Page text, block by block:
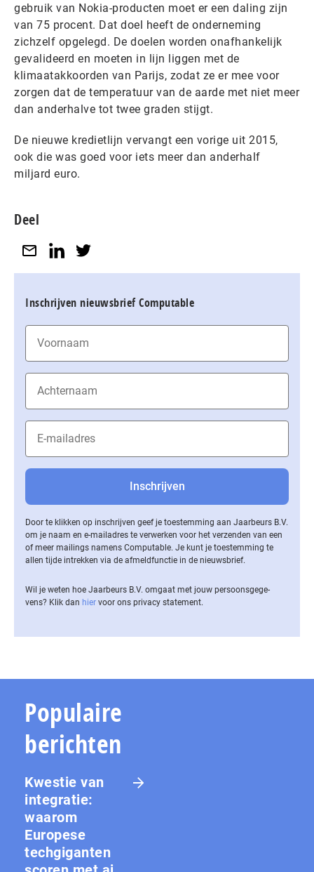
gebruik van Nokia-producten moet er een daling zijn
van 75 procent. Dat doel heeft de onderneming
zichzelf opgelegd. De doelen worden onafhankelijk
gevalideerd en moeten in lijn liggen met de
klimaatakkoorden van Parijs, zodat ze er mee voor
zorgen dat de temperatuur van de aarde met niet meer
dan anderhalve tot twee graden stijgt.
De nieuwe kredietlijn vervangt een vorige uit 2015,
ook die was goed voor iets meer dan anderhalf
miljard euro.
Deel
Inschrijven nieuwsbrief Computable
Door te klikken op inschrijven geef je toestemming aan Jaarbeurs B.V.
om je naam en e-mailadres te verwerken voor het verzenden van een
of meer mailings namens Computable. Je kunt je toestemming te
allen tijde intrekken via de af­meld­func­tie in de nieuwsbrief.
Wil je weten hoe Jaarbeurs B.V. omgaat met jouw per­soons­ge­ge­
vens? Klik dan hier voor ons privacy statement.
Populaire
berichten
Kwestie van
integratie:
waarom
Europese
techgiganten